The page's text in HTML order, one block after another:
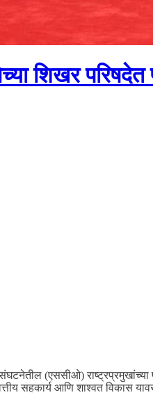
शिखर परिषदेत
(एससीओ)
सहकार्य आणि शाश्वत विकास